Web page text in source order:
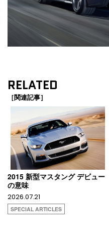
RELATED
［関連記事］
2015 新型マスタング デビュー
の意味
2026.07.21
SPECIAL ARTICLES